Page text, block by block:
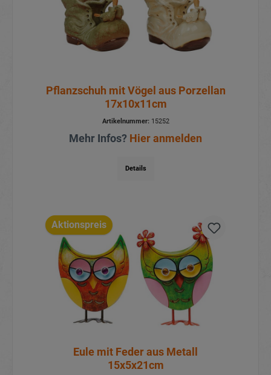
Pflanzschuh mit Vögel aus Porzellan
17x10x11cm
Artikelnummer:15252
Mehr Infos? Hier anmelden
Details
Aktionspreis
Eule mit Feder aus Metall
15x5x21cm